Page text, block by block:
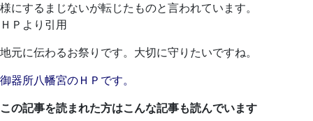
様にするまじないが転じたものと言われています。
ＨＰより引用
地元に伝わるお祭りです。大切に守りたいですね。
御器所八幡宮のＨＰです。
この記事を読まれた方はこんな記事も読んでいます